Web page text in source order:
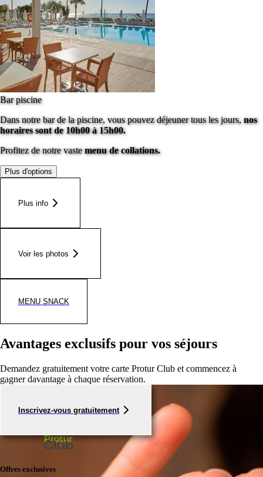
Bar piscine
Dans notre bar de la piscine, vous pouvez déjeuner tous les jours,nos
horaires sont de 10h00 à 15h00.
Profitez de notre vastemenu de collations.
Plus d'options
Plus info
Voir les photos
MENU SNACK
Avantages exclusifs pour vos séjours
Demandez gratuitement votre carte Protur Club et commencez à
gagner davantage à chaque réservation.
Inscrivez-vous gratuitement
Offres exclusives